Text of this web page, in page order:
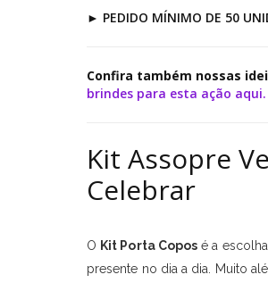
► PEDIDO MÍNIMO DE 50
Confira também nossas
brindes para esta ação aqui.
Kit Assopre
Celebrar
O Kit Porta Copos é a
presente no dia a dia. Muito